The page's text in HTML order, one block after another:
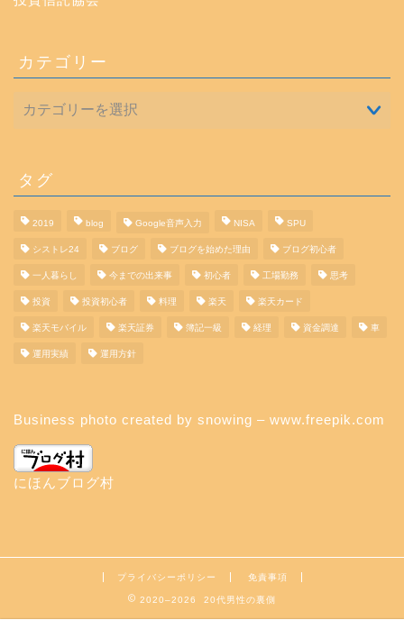
カテゴリー
タグ
2019 blog Google音声入力 NISA SPU
シストレ24 ブログ ブログを始めた理由 ブログ初心者
一人暮らし 今までの出来事 初心者 工場勤務 思考
投資 投資初心者 料理 楽天 楽天カード
楽天モバイル 楽天証券 簿記一級 経理 資金調達 車
運用実績 運用方針
Business photo created by snowing – www.freepik.com
にほんブログ村
プライバシーポリシー 免責事項
2020–2026 20代男性の裏側